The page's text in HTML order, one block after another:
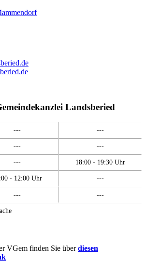
Landsberied
--- ---
--- ---
--- 18:00 - 19:30 Uhr
- 12:00 Uhr ---
--- ---
VGem finden Sie überdiesen